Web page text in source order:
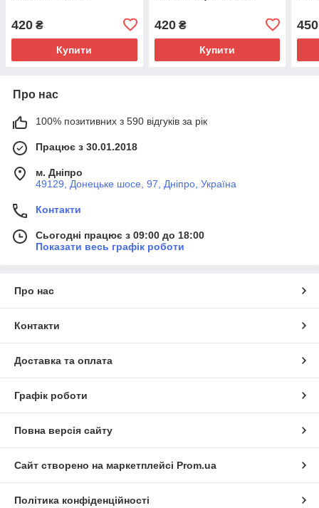
420 ₴
Купити
420₴
Купити
450
Про нас
100% позитивних з 590 відгуків за рік
Працює з 30.01.2018
м. Дніпро
49129, Донецьке шосе, 97, Дніпро, Україна
Контакти
Сьогодні працює з 09:00 до 18:00
Показати весь графік роботи
Про нас
Контакти
Доставка та оплата
Графік роботи
Повна версія сайту
Сайт створено на маркетплейсі Prom.ua
Політика конфіденційності